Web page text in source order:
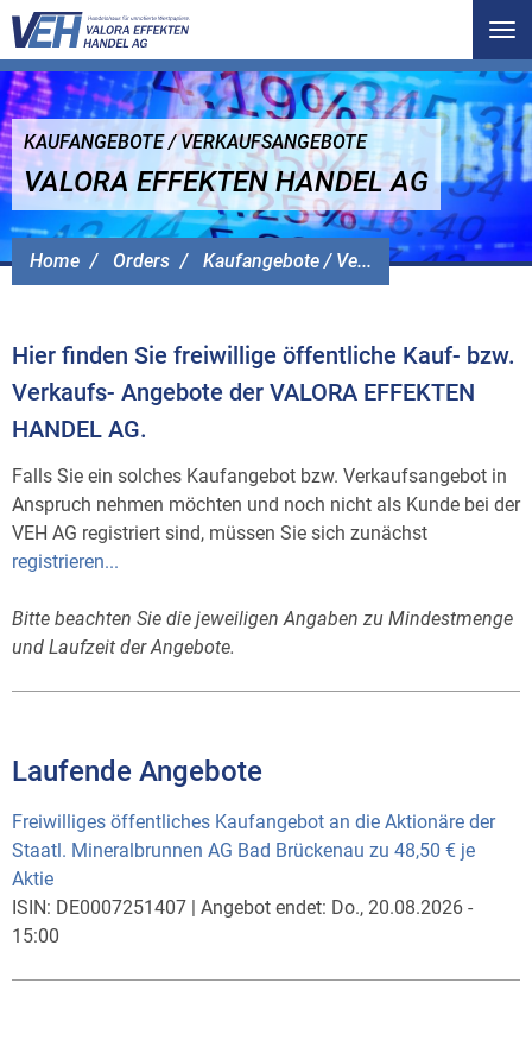
Home Orders Kaufangebote / Ve...
KAUFANGEBOTE / VERKAUFSANGEBOTE
VALORA EFFEKTEN HANDEL AG
Hier finden Sie freiwillige öffentliche Kauf- bzw.
Verkaufs- Angebote der VALORA EFFEKTEN
HANDEL AG.
Falls Sie ein solches Kaufangebot bzw. Verkaufsangebot in
Anspruch nehmen möchten und noch nicht als Kunde bei der
VEH AG registriert sind, müssen Sie sich zunächst
registrieren...
Bitte beachten Sie die jeweiligen Angaben zu Mindestmenge
und Laufzeit der Angebote.
Laufende Angebote
Freiwilliges öffentliches Kaufangebot an die Aktionäre der
Staatl. Mineralbrunnen AG Bad Brückenau zu 48,50 € je
Aktie
ISIN: DE0007251407 | Angebot endet: Do., 20.08.2026 -
15:00